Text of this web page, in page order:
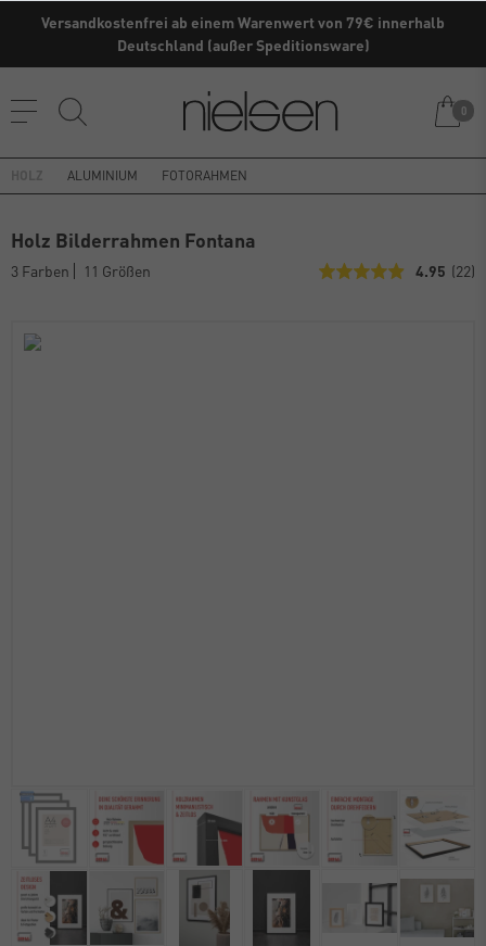
Versandkostenfrei ab einem Warenwert von 79€ innerhalb
Deutschland (außer Speditionsware)
Kaufe direkt vom Hersteller ✓
0
ALUMINIUM FOTORAHMEN
Holz Bilderrahmen Fontana
3 Farben 11 Größen 4.95 (22)